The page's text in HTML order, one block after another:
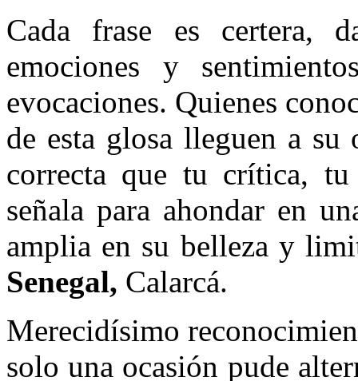
Cada frase es certera,
emociones y
evocaciones. Quienes
de esta glosa lleguen a
correcta que tu crítica,
señala para ahondar en
amplia en su belleza y
Senegal, Calarcá.
Merecidísimo
solo una ocasión pude